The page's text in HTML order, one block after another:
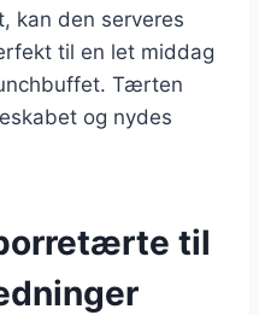
den serveres
til en let middag
Tærten
og nydes
til